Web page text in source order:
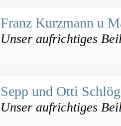
Franz Kurzmann u
Unser aufrichtiges
Sepp und Otti
Unser aufrichtiges